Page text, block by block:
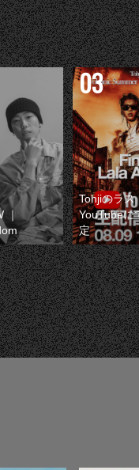
｜
Tohjiのラス
YouTubeに
定